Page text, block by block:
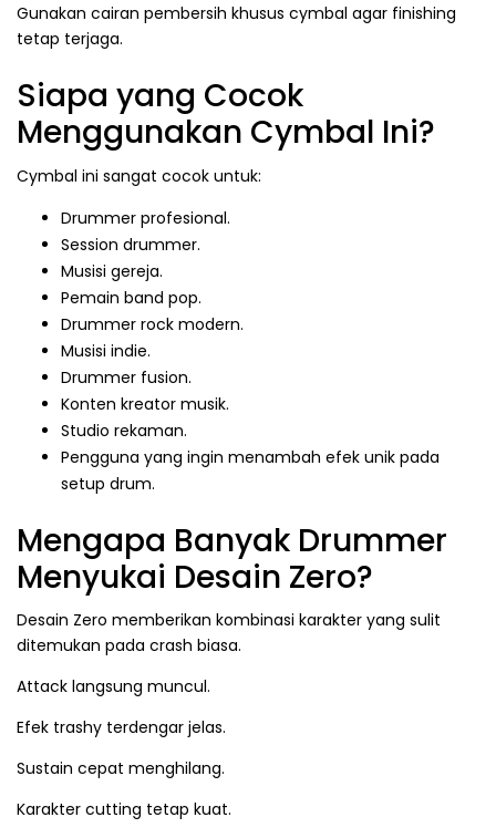
Gunakan cairan pembersih khusus cymbal agar finishing
tetap terjaga.
Siapa yang Cocok
Menggunakan Cymbal Ini?
Cymbal ini sangat cocok untuk:
Drummer profesional.
Session drummer.
Musisi gereja.
Pemain band pop.
Drummer rock modern.
Musisi indie.
Drummer fusion.
Konten kreator musik.
Studio rekaman.
Pengguna yang ingin menambah efek unik pada
setup drum.
Mengapa Banyak Drummer
Menyukai Desain Zero?
Desain Zero memberikan kombinasi karakter yang sulit
ditemukan pada crash biasa.
Attack langsung muncul.
Efek trashy terdengar jelas.
Sustain cepat menghilang.
Karakter cutting tetap kuat.